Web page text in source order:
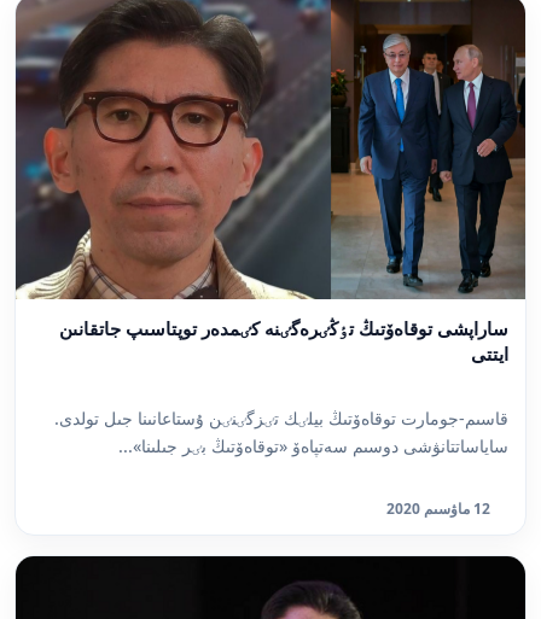
ساراپشى توقاەۆتىڭ تٶڭٸرەگٸنە كٸمدەر توپتاسىپ جاتقانىن
ايتتى
قاسىم-جومارت توقاەۆتىڭ بيلٸك تٸزگٸنٸن ۇستاعانىنا جىل تولدى.
ساياساتتانۋشى دوسىم سەتپاەۆ «توقاەۆتىڭ بٸر جىلىنا»...
12 ماۋسىم 2020